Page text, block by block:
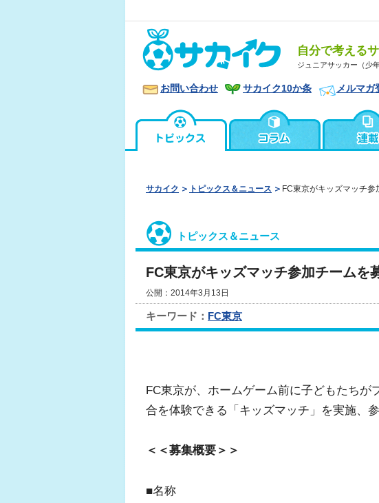
自分で考える
ジュニアサッカー（少
お問い合わせ サカイク10か条 メルマガ
サカイク トピックス＆ニュース FC東京がキッズマッチ参
トピックス＆ニュース
FC東京がキッズマッチ参加チームを
公開：2014年3月13日
キーワード： FC東京
FC東京が、ホームゲーム前に子どもたちが
合を体験できる「キッズマッチ」を実施、
＜＜募集概要＞＞
■名称